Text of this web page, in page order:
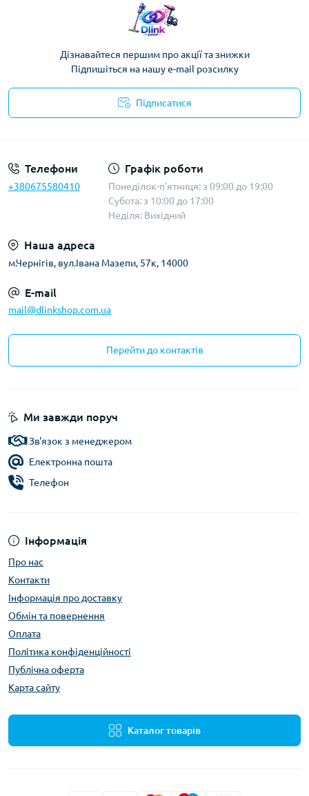
Дізнавайтеся першим про акції та знижки
Підпишіться на нашу e-mail розсилку
Підписатися
Телефони
+380675580410
Графік роботи
Понеділок-п'ятниця: з 09:00 до 19:00
Субота: з 10:00 до 17:00
Неділя: Вихідний
Наша адреса
м.Чернігів, вул.Івана Мазепи, 57к, 14000
E-mail
mail@dlinkshop.com.ua
Перейти до контактів
Інформація
Про нас
Контакти
Інформація про доставку
Обмін та повернення
Оплата
Політика конфіденційності
Публічна оферта
Карта сайту
Каталог товарів
Ми завжди поруч
Зв'язок з менеджером
Електронна пошта
Телефон